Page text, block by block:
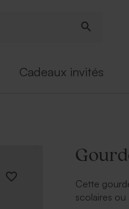
Cadeaux invités
Cette
scolaires